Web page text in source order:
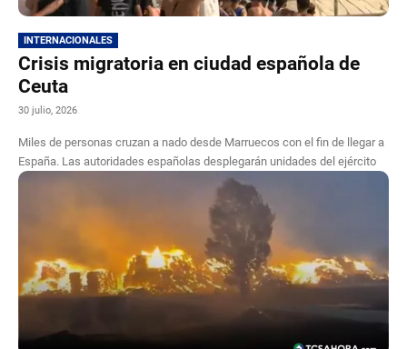
INTERNACIONALES
Crisis migratoria en ciudad española de
Ceuta
30 julio, 2026
Miles de personas cruzan a nado desde Marruecos con el fin de llegar a
España. Las autoridades españolas desplegarán unidades del ejército